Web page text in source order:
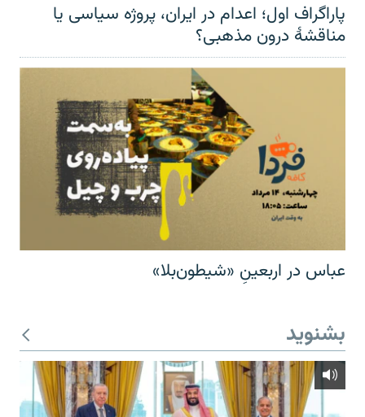
پاراگراف اول؛ اعدام در ایران، پروژه سیاسی یا
مناقشهٔ درون مذهبی؟
عباس در اربعینِ «شیطون‌بلا»
بشنوید